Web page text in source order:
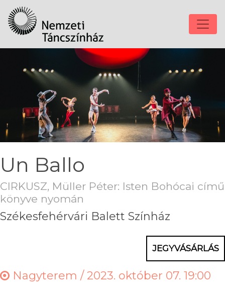
Un Ballo
CIRKUSZ, Müller Péter: Isten Bohócai című
könyve nyomán
Székesfehérvári Balett Színház
JEGYVÁSÁRLÁS
Nagyterem /2023. október 07. 19:00